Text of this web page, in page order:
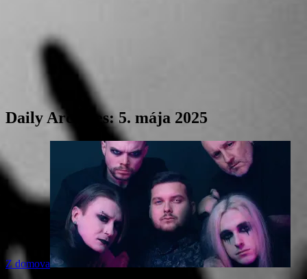
Daily Archives:5. mája 2025
Z domova